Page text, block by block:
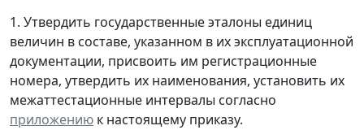
1. Утвердить государственные эталоны единиц
величин в составе, указанном в их эксплуатационной
документации, присвоить им регистрационные
номера, утвердить их наименования, установить их
межаттестационные интервалы согласно
приложению к настоящему приказу.